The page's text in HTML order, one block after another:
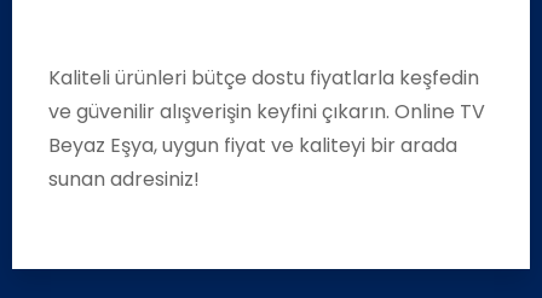
Kaliteli ürünleri bütçe dostu fiyatlarla keşfedin
ve güvenilir alışverişin keyfini çıkarın. Online TV
Beyaz Eşya, uygun fiyat ve kaliteyi bir arada
sunan adresiniz!